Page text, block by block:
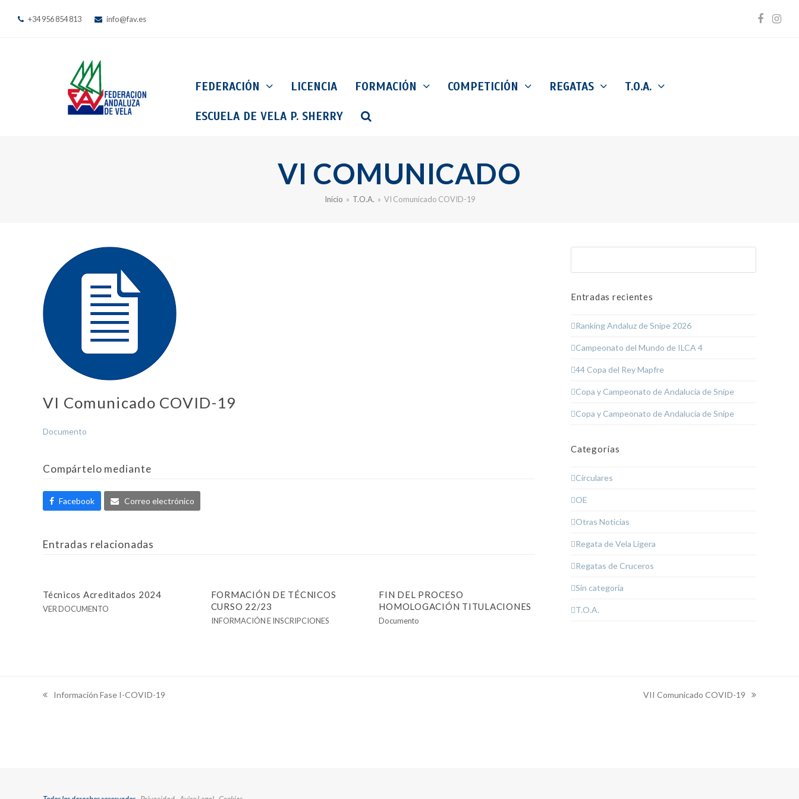
+34 956 854 813 info@fav.es
FEDERACIÓN LICENCIA FORMACIÓN COMPETICIÓN REGATAS T.O.A.
ESCUELA DE VELA P. SHERRY
VI COMUNICADO
Inicio » T.O.A. » VI Comunicado COVID-19
VI Comunicado COVID-19
Documento
Compártelo mediante
Facebook Correo electrónico
Entradas relacionadas
Técnicos Acreditados 2024
VER DOCUMENTO
FORMACIÓN DE TÉCNICOS
CURSO 22/23
INFORMACIÓN E INSCRIPCIONES
FIN DEL PROCESO
HOMOLOGACIÓN TITULACIONES
Documento
Entradas recientes
Ranking Andaluz de Snipe 2026
Campeonato del Mundo de ILCA 4
44 Copa del Rey Mapfre
Copa y Campeonato de Andalucía de Snipe
Copa y Campeonato de Andalucía de Snipe
Categorías
Circulares
OE
Otras Noticias
Regata de Vela Ligera
Regatas de Cruceros
Sin categoría
T.O.A.
previous
Información Fase I-COVID-19
next
VII Comunicado COVID-19